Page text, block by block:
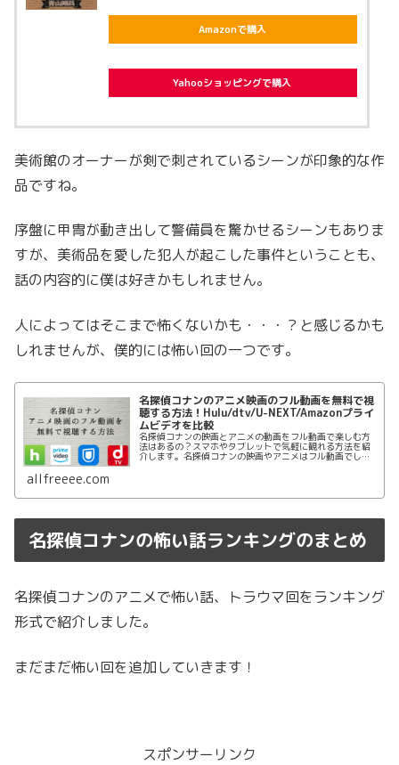
Amazonで購入
Yahooショッピングで購入
美術館のオーナーが剣で刺されているシーンが印象的な作
品ですね。
序盤に甲冑が動き出して警備員を驚かせるシーンもありま
すが、美術品を愛した犯人が起こした事件ということも、
話の内容的に僕は好きかもしれません。
人によってはそこまで怖くないかも・・・？と感じるかも
しれませんが、僕的には怖い回の一つです。
名探偵コナンのアニメ映画のフル動画を無料で視
聴する方法！Hulu/dtv/U-NEXT/Amazonプライ
ムビデオを比較
名探偵コナンの映画とアニメの動画をフル動画で楽しむ方
法はあるの？スマホやタブレットで気軽に観れる方法を紹
介します。名探偵コナンの映画やアニメはフル動画でしか
allfreeee.com
名探偵コナンの怖い話ランキングのまとめ
名探偵コナンのアニメで怖い話、トラウマ回をランキング
形式で紹介しました。
まだまだ怖い回を追加していきます！
スポンサーリンク